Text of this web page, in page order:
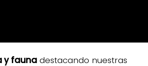
y fauna destacando nuestras